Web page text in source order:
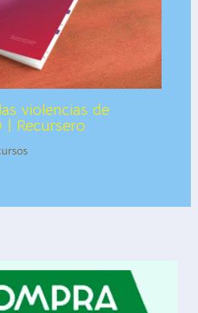
violencias de
| Recursero